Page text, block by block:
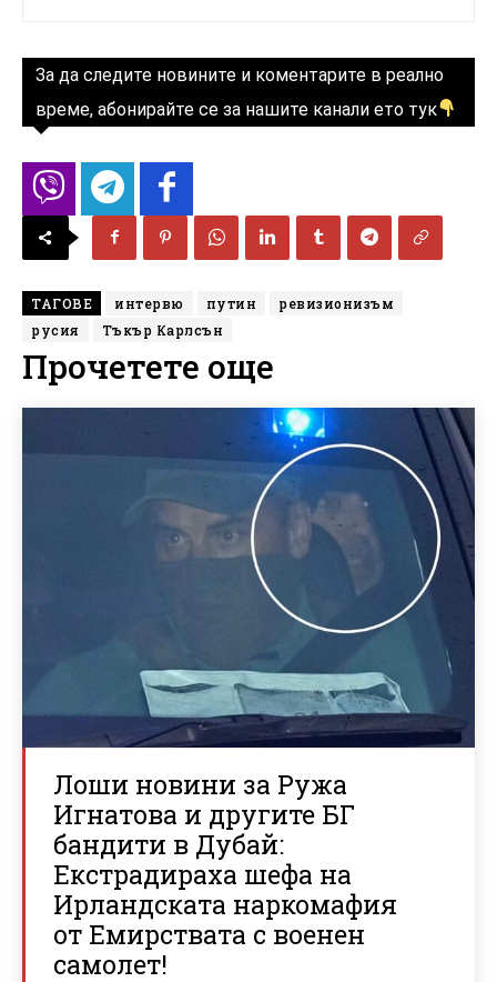
За да следите новините и коментарите в реално
време, абонирайте се за нашите канали ето тук
ТАГОВЕ интервю путин
ревизионизъм
русия
Тъкър Карлсън
Прочетете още
Лоши новини за Ружа
Игнатова и другите БГ
бандити в Дубай:
Екстрадираха шефа на
Ирландската наркомафия
от Емирствата с военен
самолет!